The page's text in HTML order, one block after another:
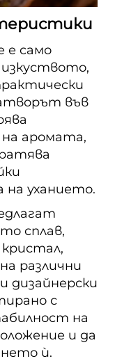
е само
изкуството,
във
на аромата,
уханието.
сплав,
различни
дизайнерски
с
на
и да
ѝ.